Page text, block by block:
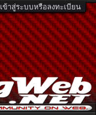
เข้าสู่ระบบหรือลงทะเบียน